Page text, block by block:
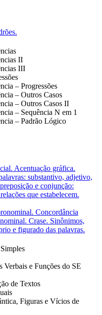
II
III
– Progressões
– Outros Casos
– Outros Casos II
– Sequência N em 1
– Padrão Lógico
Acentuação gráfica.
substantivo, adjetivo,
e conjunção:
que estabelecem.
Concordância
Crase. Sinônimos,
e figurado das palavras.
Verbais e Funções do SE
de Textos
Figuras e Vícios de